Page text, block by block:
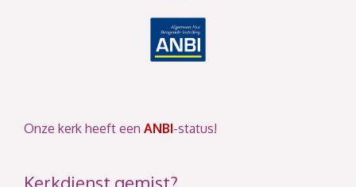
Onze kerk heeft een ANBI-status!
Kerkdienst gemist?